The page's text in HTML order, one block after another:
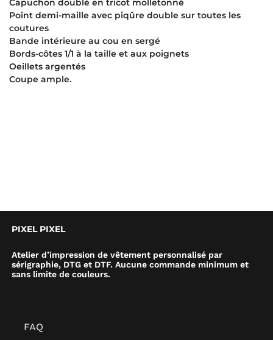
Capuchon doublé en tricot molletonné
Point demi-maille avec piqûre double sur toutes les
coutures
Bande intérieure au cou en sergé
Bords-côtes 1/1 à la taille et aux poignets
Oeillets argentés
Coupe ample.
PIXEL PIXEL
Atelier d’impression de vêtement personnalisé par
sérigraphie, DTG et DTF. Aucune commande minimum et
sans limite de couleurs.
FAQ